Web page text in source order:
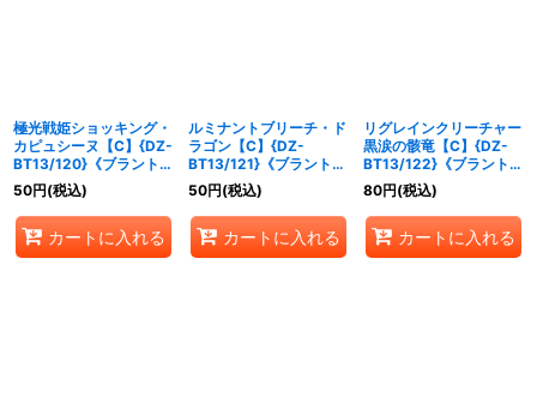
極光戦姫ショッキング・
カピュシーヌ【C】{DZ-
BT13/120}《ブラントゲ
ート》
50円(税込)
カートに入れる
ルミナントブリーチ・ド
ラゴン【C】{DZ-
BT13/121}《ブラントゲ
ート》
50円(税込)
カートに入れる
リグレインクリーチャー
黒涙の骸竜【C】{DZ-
BT13/122}《ブラントゲ
ート》
80円(税込)
カートに入れる